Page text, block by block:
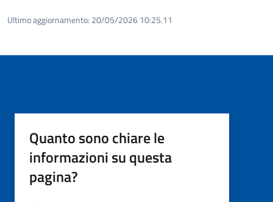
Ultimo aggiornamento: 20/05/2026 10:25.11
Quanto sono chiare le
informazioni su questa
pagina?